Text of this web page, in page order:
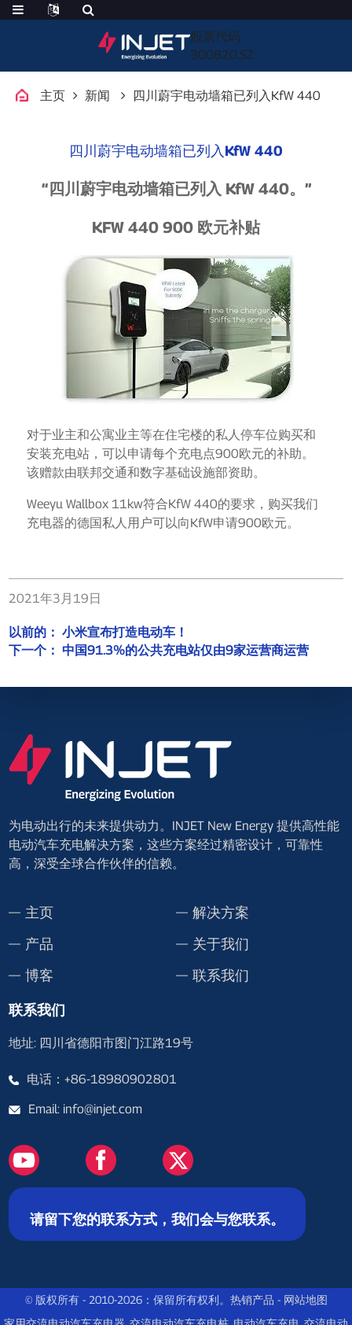
股票代码
300820.SZ
主页 新闻 四川蔚宇电动墙箱已列入KfW 440
四川蔚宇电动墙箱已列入KfW 440
“四川蔚宇电动墙箱已列入 KfW 440。”
KFW 440 900 欧元补贴
对于业主和公寓业主等在住宅楼的私人停车位购买和
安装充电站，可以申请每个充电点900欧元的补助。
该赠款由联邦交通和数字基础设施部资助。
Weeyu Wallbox 11kw符合KfW 440的要求，购买我们
充电器的德国私人用户可以向KfW申请900欧元。
2021年3月19日
以前的： 小米宣布打造电动车！
下一个： 中国91.3%的公共充电站仅由9家运营商运营
为电动出行的未来提供动力。INJET New Energy 提供高性能
电动汽车充电解决方案，这些方案经过精密设计，可靠性
高，深受全球合作伙伴的信赖。
主页
解决方案
产品
关于我们
博客
联系我们
联系我们
地址: 四川省德阳市图门江路19号
电话：+86-18980902801
Email: info@injet.com
请留下您的联系方式，我们会与您联系。
© 版权所有 - 2010-2026：保留所有权利。 热销产品 - 网站地图